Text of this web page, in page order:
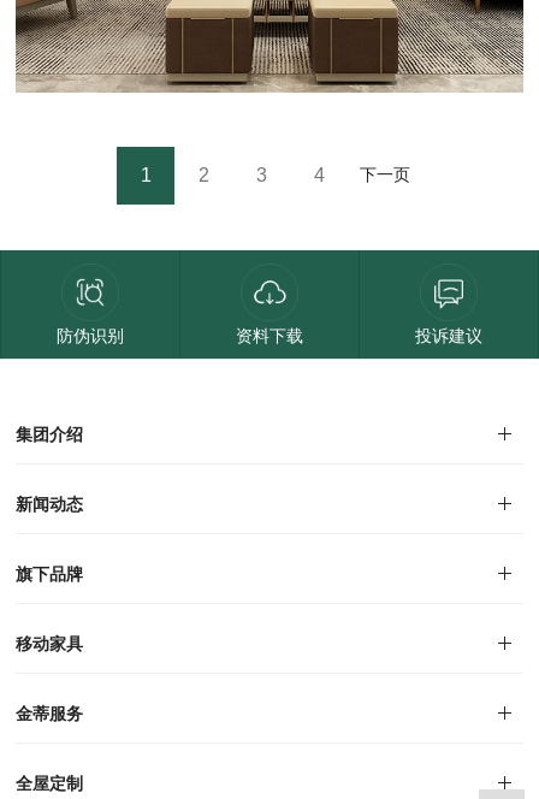
1 2 3 4 下一页
防伪识别 资料下载 投诉建议
集团介绍
集团介绍
企业文化
人才招聘
商学院
VR全景展厅
董事长介绍
新闻动态
旗下品牌
品牌文化
荣誉资质
产品专利
电子画册
移动家具
迪尚
西瑞
洛斯
里奥
洛卡
美舍
新古典
纯美
金蒂服务
售后服务
防伪识别
投诉建议
全屋定制